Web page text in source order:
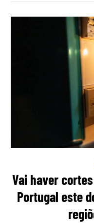
Vai haver
Portugal este